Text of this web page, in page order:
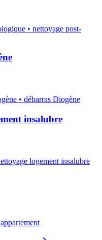
• nettoyage post-
• débarras Diogène
insalubre
logement insalubre